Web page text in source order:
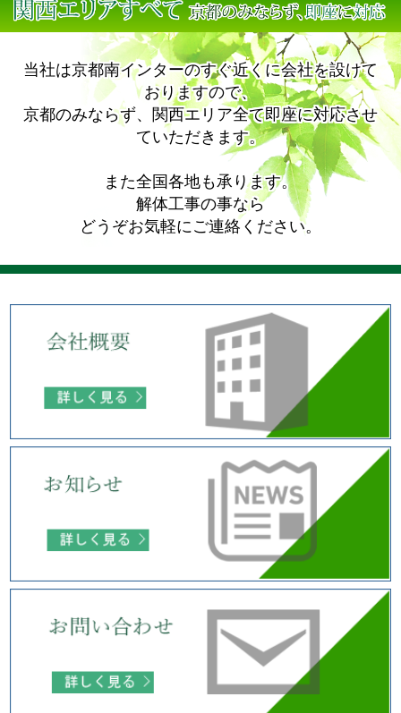
当社は京都南インターのすぐ近くに会社を設けて
おりますので、
京都のみならず、関西エリア全て即座に対応させ
ていただきます。
また全国各地も承ります。
解体工事の事なら
どうぞお気軽にご連絡ください。